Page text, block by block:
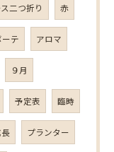
二つ折り 赤
テ アロマ
９月
予定表 臨時
プランター